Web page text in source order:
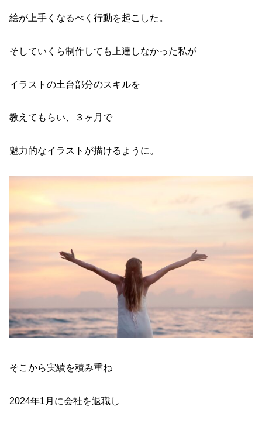
絵が上手くなるべく行動を起こした。
そしていくら制作しても上達しなかった私が
イラストの土台部分のスキルを
教えてもらい、３ヶ月で
魅力的なイラストが描けるように。
そこから実績を積み重ね
2024年1月に会社を退職し